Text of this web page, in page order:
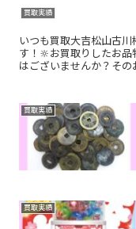
買取実績
いつも買取大吉松山古
す！🔆お買取りしたお
はございませんか？そ
買取実績
買取実績